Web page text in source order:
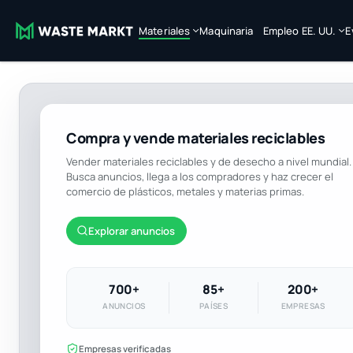
Materiales Maquinaria Empleo EE. UU.
Compra y vende materiales reciclables
Vender materiales reciclables y de desecho a nivel mundial.
Busca anuncios, llega a los compradores y haz crecer el
comercio de plásticos, metales y materias primas.
Explorar anuncios
700+
ANUNCIOS
85+
PAÍSES
200+
EMPRESAS
Empresas verificadas